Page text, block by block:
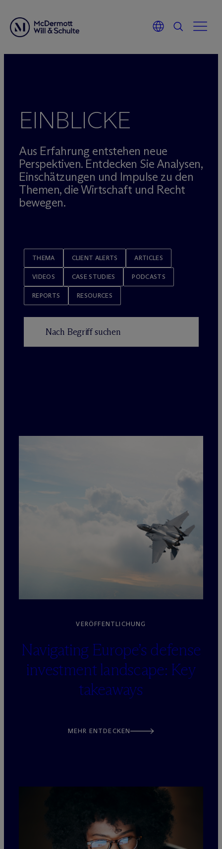
EINBLICKE
Aus Erfahrung entstehen neue
Perspektiven. Entdecken Sie Analysen,
Einschätzungen und Impulse zu den
Themen, die Wirtschaft und Recht
bewegen.
THEMA CLIENT ALERTS ARTICLES
VIDEOS CASE STUDIES PODCASTS
REPORTS RESOURCES
VERÖFFENTLICHUNG
Navigating Europe’s defense
investment landscape: Key
takeaways
MEHR ENTDECKEN